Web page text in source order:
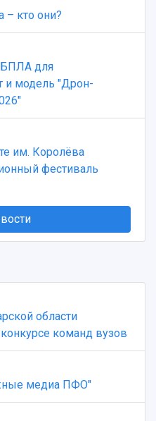
– кто они?
БПЛА для
и модель "Дрон-
им. Королёва
фестиваль
области
команд вузов
медиа ПФО"